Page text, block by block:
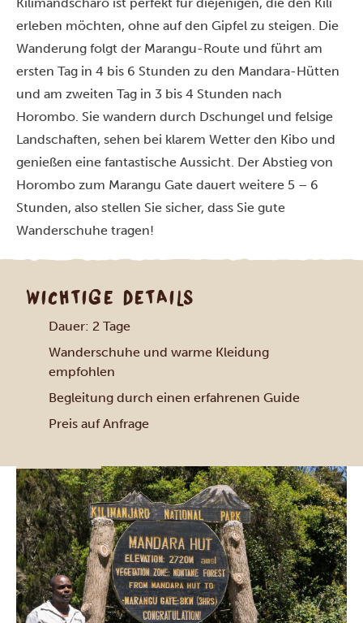
erleben möchten, ohne auf den Gipfel zu steigen. Die
Wanderung folgt der Marangu-Route und führt am
ersten Tag in 4 bis 6 Stunden zu den Mandara-Hütten
und am zweiten Tag in 3 bis 4 Stunden nach
Horombo. Sie wandern durch Dschungel und felsige
Landschaften, sehen bei klarem Wetter den Kibo und
genießen eine fantastische Aussicht. Der Abstieg von
Horombo zum Marangu Gate dauert weitere 5 – 6
Stunden, also stellen Sie sicher, dass Sie gute
Wanderschuhe tragen!
WICHTIGE DETAILS
Dauer: 2 Tage
Wanderschuhe und warme Kleidung
empfohlen
Begleitung durch einen erfahrenen Guide
Preis auf Anfrage